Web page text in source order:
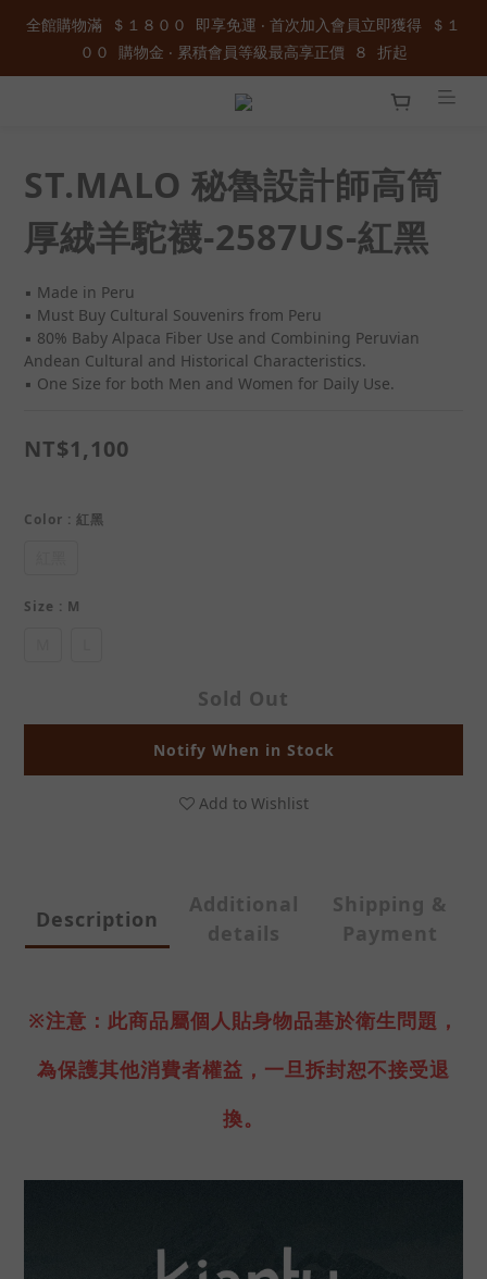
全館購物滿  ＄１８００  即享免運 ‧ 首次加入會員立即獲得  ＄１
００  購物金 ‧ 累積會員等級最高享正價  ８  折起
全館購物滿  ＄１８００  即享免運 ‧ 首次加入會員立即獲得  ＄１
００  購物金 ‧ 累積會員等級最高享正價  ８  折起
加入官方LINE ID : @wau4368o 享額外秘密折扣
全館購物滿  ＄１８００  即享免運 ‧ 首次加入會員立即獲得  ＄１
００  購物金 ‧ 累積會員等級最高享正價  ８  折起
ST.MALO 秘魯設計師高筒
厚絨羊駝襪-2587US-紅黑
▪ Made in Peru
▪ Must Buy Cultural Souvenirs from Peru
▪ 80% Baby Alpaca Fiber Use and Combining Peruvian
Andean Cultural and Historical Characteristics.
▪ One Size for both Men and Women for Daily Use.
NT$1,100
Color : 紅黑
Size : M
Sold Out
Notify When in Stock
Add to Wishlist
Description
Additional
details
Shipping &
Payment
※注意：此商品屬個人貼身物品基於衛生問題，
為保護其他消費者權益 ， 一旦拆封恕不接受退
換。